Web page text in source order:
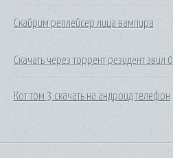
Скайрим реплейсер лица вампира
Скачать через торрент резидент эвил 0
Кот том 3 скачать на андроид телефон